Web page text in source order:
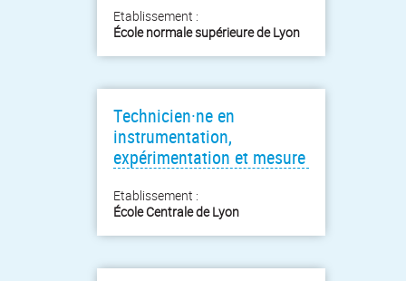
Etablissement :
École normale supérieure de Lyon
Technicien·ne en
instrumentation,
expérimentation et mesure
Etablissement :
École Centrale de Lyon